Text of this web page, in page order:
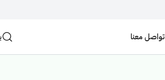
تواصل معنا